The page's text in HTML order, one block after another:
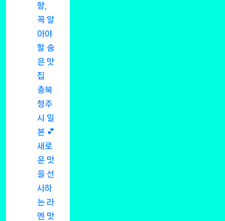
향,
꼭 알
아야
할 숨
은 맛
집
충북
청주
시 일
본 💕
새로
운 맛
을 선
사하
는 라
멘 맛